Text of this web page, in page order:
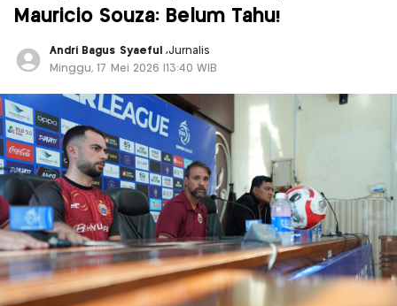
Mauricio Souza: Belum Tahu!
Andri Bagus Syaeful ,Jurnalis
Minggu, 17 Mei 2026 |13:40 WIB